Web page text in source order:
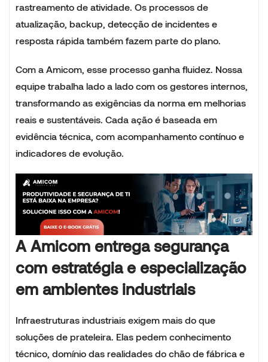
rastreamento de atividade. Os processos de
atualização, backup, detecção de incidentes e
resposta rápida também fazem parte do plano.
Com a Amicom, esse processo ganha fluidez. Nossa
equipe trabalha lado a lado com os gestores internos,
transformando as exigências da norma em melhorias
reais e sustentáveis. Cada ação é baseada em
evidência técnica, com acompanhamento contínuo e
indicadores de evolução.
A Amicom entrega segurança
com estratégia e especialização
em ambientes industriais
Infraestruturas industriais exigem mais do que
soluções de prateleira. Elas pedem conhecimento
técnico, domínio das realidades do chão de fábrica e